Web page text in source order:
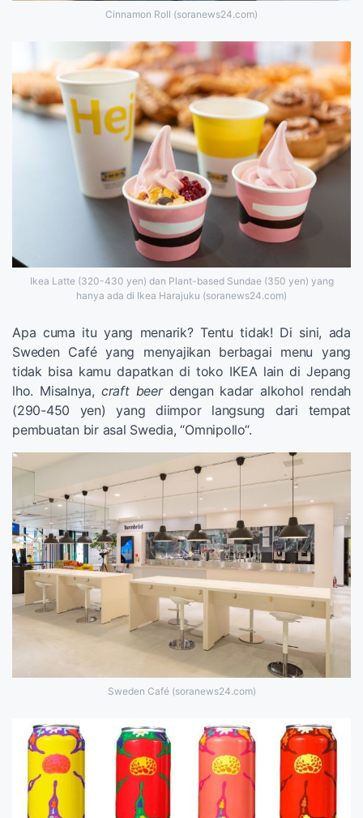
Cinnamon Roll (soranews24.com)
Ikea Latte (320-430 yen) dan Plant-based Sundae (350 yen) yang
hanya ada di Ikea Harajuku (soranews24.com)
Apa cuma itu yang menarik? Tentu tidak! Di sini, ada
Sweden Café yang menyajikan berbagai menu yang
tidak bisa kamu dapatkan di toko IKEA lain di Jepang
lho. Misalnya, craft beerdengan kadar alkohol rendah
(290-450 yen) yang diimpor langsung dari tempat
pembuatan bir asal Swedia, “Omnipollo“.
Sweden Café (soranews24.com)